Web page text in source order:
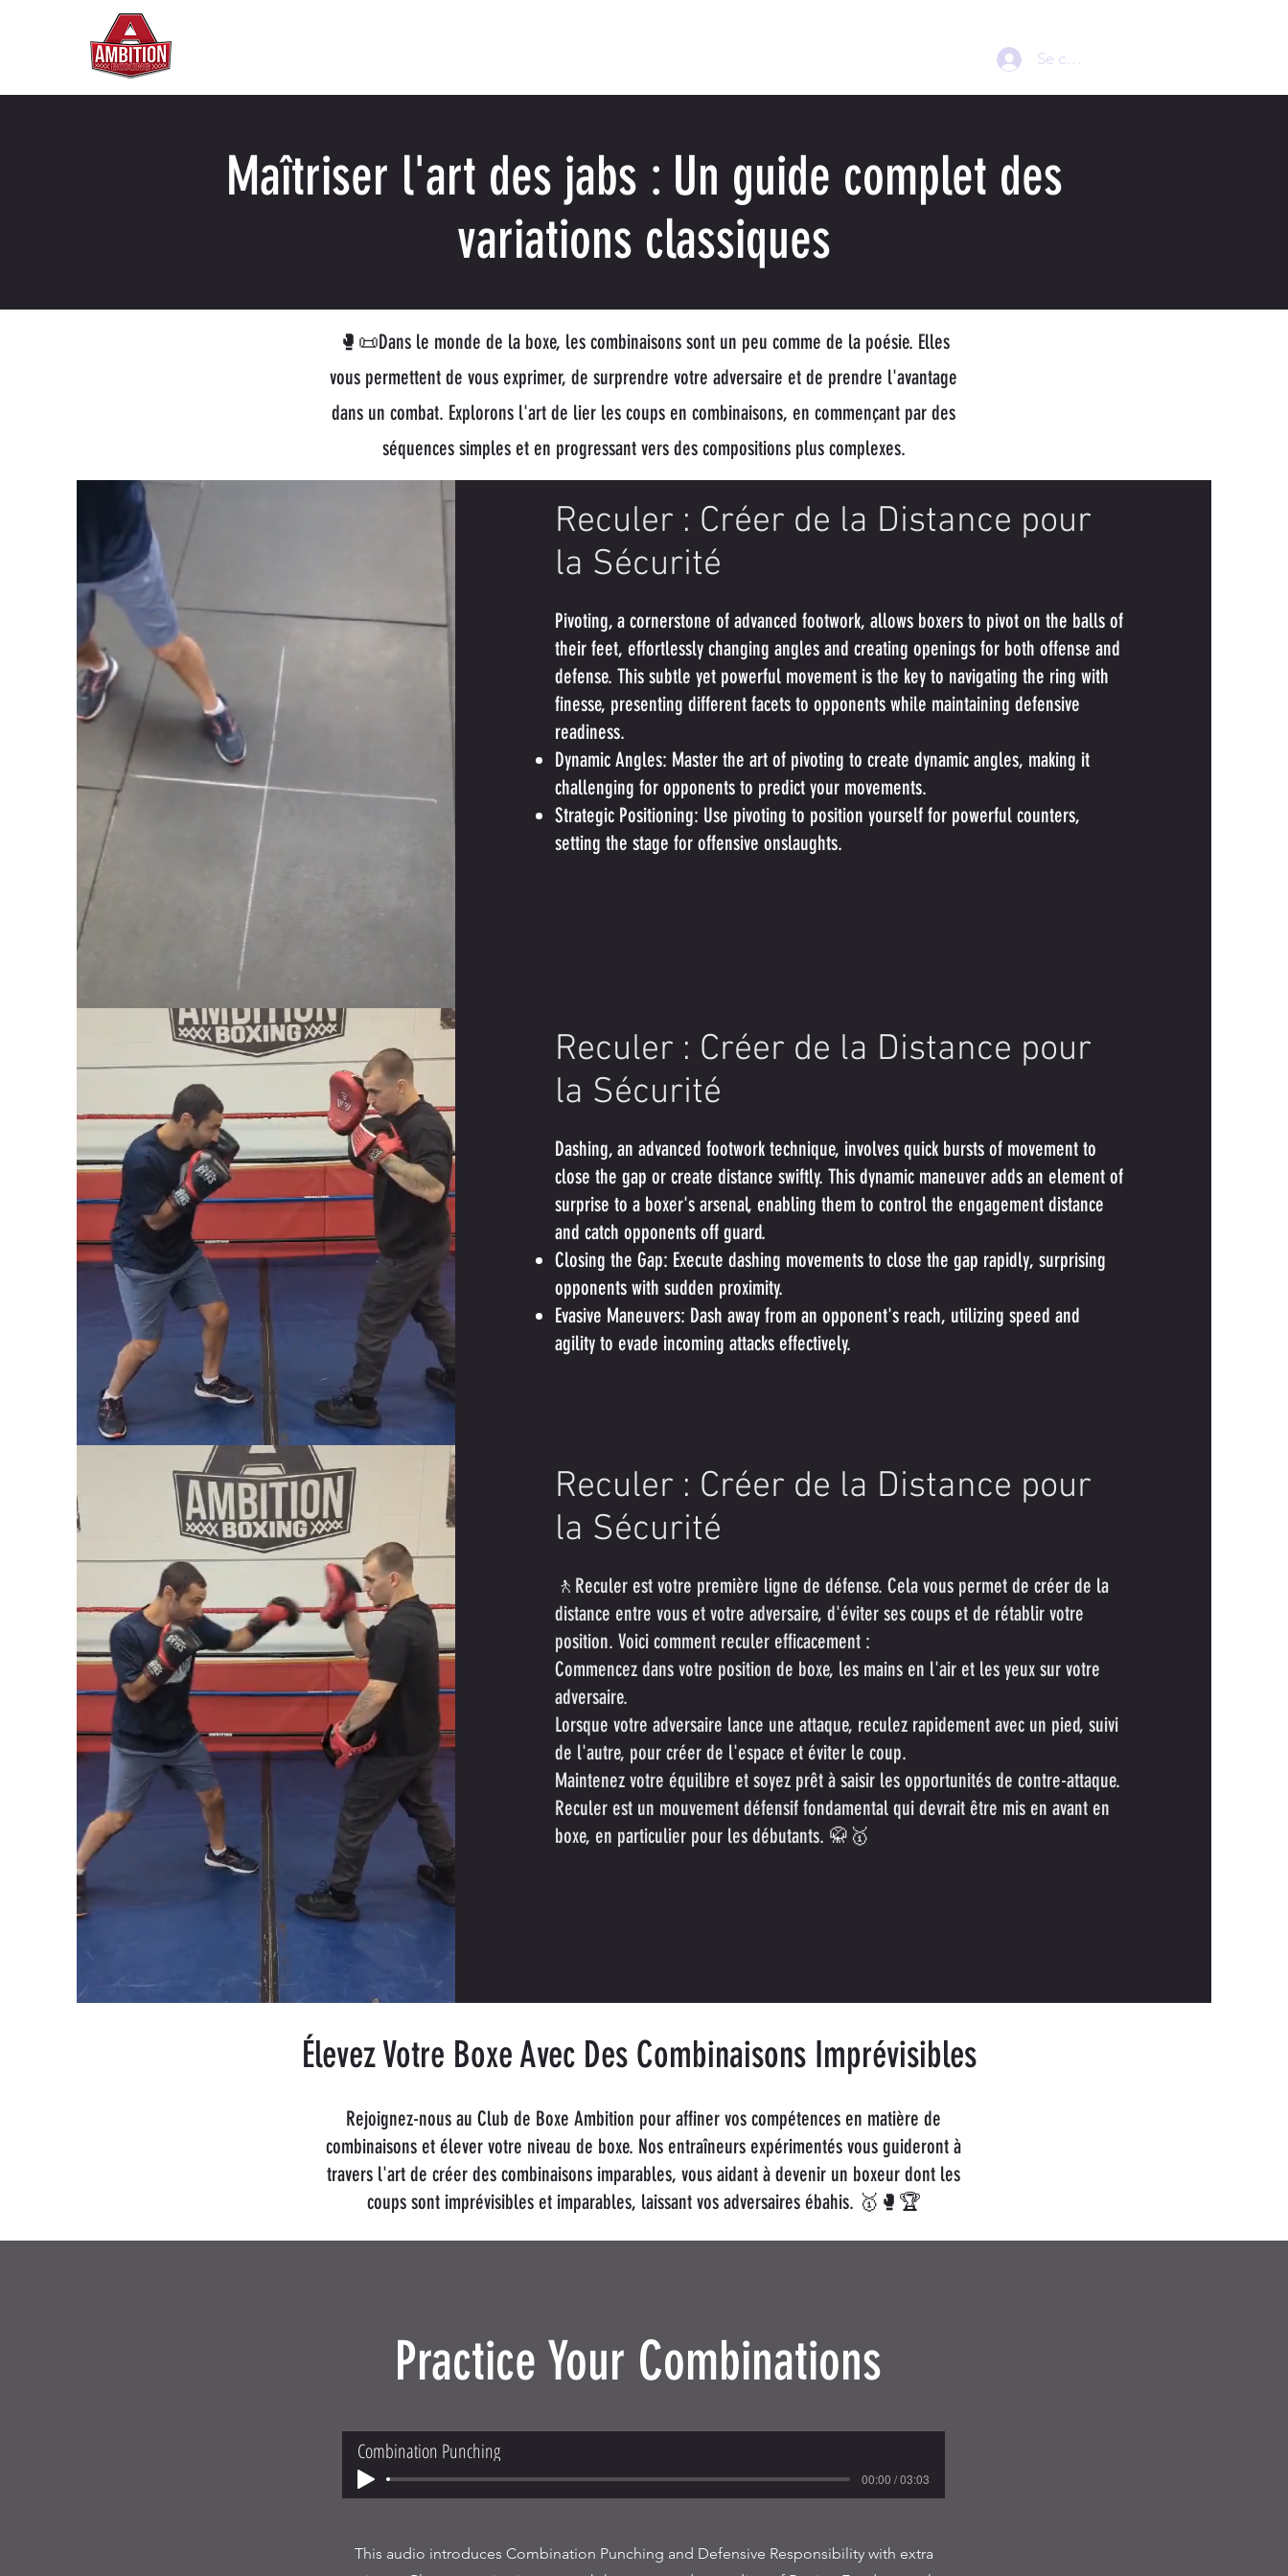
Se connecter
Maîtriser l'art des jabs : Un guide complet des
variations classiques
🥊📜Dans le monde de la boxe, les combinaisons sont un peu comme de la poésie. Elles
vous permettent de vous exprimer, de surprendre votre adversaire et de prendre l'avantage
dans un combat. Explorons l'art de lier les coups en combinaisons, en commençant par des
séquences simples et en progressant vers des compositions plus complexes.
Reculer : Créer de la Distance pour
la Sécurité
Pivoting, a cornerstone of advanced footwork, allows boxers to pivot on the balls of
their feet, effortlessly changing angles and creating openings for both offense and
defense. This subtle yet powerful movement is the key to navigating the ring with
finesse, presenting different facets to opponents while maintaining defensive
readiness.
Dynamic Angles: Master the art of pivoting to create dynamic angles, making it
challenging for opponents to predict your movements.
Strategic Positioning: Use pivoting to position yourself for powerful counters,
setting the stage for offensive onslaughts.
Reculer : Créer de la Distance pour
la Sécurité
Dashing, an advanced footwork technique, involves quick bursts of movement to
close the gap or create distance swiftly. This dynamic maneuver adds an element of
surprise to a boxer's arsenal, enabling them to control the engagement distance
and catch opponents off guard.
Closing the Gap: Execute dashing movements to close the gap rapidly, surprising
opponents with sudden proximity.
Evasive Maneuvers: Dash away from an opponent's reach, utilizing speed and
agility to evade incoming attacks effectively.
Reculer : Créer de la Distance pour
la Sécurité
🚶Reculer est votre première ligne de défense. Cela vous permet de créer de la
distance entre vous et votre adversaire, d'éviter ses coups et de rétablir votre
position. Voici comment reculer efficacement :
Commencez dans votre position de boxe, les mains en l'air et les yeux sur votre
adversaire.
Lorsque votre adversaire lance une attaque, reculez rapidement avec un pied, suivi
de l'autre, pour créer de l'espace et éviter le coup.
Maintenez votre équilibre et soyez prêt à saisir les opportunités de contre-attaque.
Reculer est un mouvement défensif fondamental qui devrait être mis en avant en
boxe, en particulier pour les débutants. 🥋🥇
Élevez Votre Boxe Avec Des Combinaisons Imprévisibles
Rejoignez-nous au Club de Boxe Ambition pour affiner vos compétences en matière de
combinaisons et élever votre niveau de boxe. Nos entraîneurs expérimentés vous guideront à
travers l'art de créer des combinaisons imparables, vous aidant à devenir un boxeur dont les
coups sont imprévisibles et imparables, laissant vos adversaires ébahis. 🥇🥊🏆
Practice Your Combinations
Combination Punching
00:00 / 03:03
This audio introduces Combination Punching and Defensive Responsibility with extra